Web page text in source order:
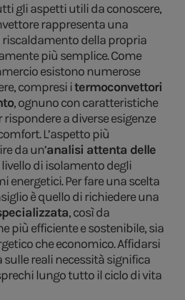
gli aspetti utili da conoscere,
rappresenta una
riscaldamento della propria
più semplice. Come
esistono numerose
compresi itermoconvettori
, ognuno con caratteristiche
a diverse esigenze
L’aspetto più
da un’analisi attenta delle
livello di isolamento degli
energetici. Per fare una scelta
è quello di richiedere una
, così da
più efficiente e sostenibile, sia
che economico. Affidarsi
reali necessità significa
lungo tutto il ciclo di vita